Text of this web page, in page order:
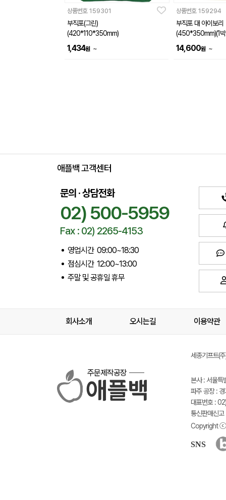
상품번호 159301
부직포(그린)
(420*110*350mm)
1,434원 ~
상품번호 159294
부직포 대 아이보리
(450*350mm)(1
14,600원 ~
애플백 고객센터
문의 · 상담전화
02) 500-5959
Fax : 02) 2265-4153
영업시간 09:00~18:30
점심시간 12:00~13:00
주말 및 공휴일 휴무
회사소개 오시는길 이용약관
주문제작공장
세종기프트(
본사 : 서울
파주 공장 :
대표번호 :
통신판매신
Copyright ⓒ
SNS